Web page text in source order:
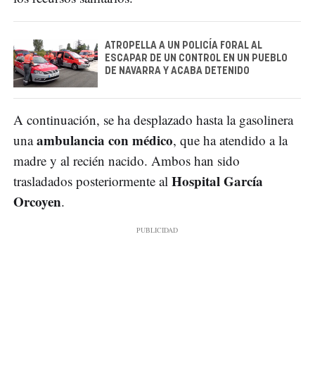
ATROPELLA A UN POLICÍA FORAL AL
ESCAPAR DE UN CONTROL EN UN PUEBLO
DE NAVARRA Y ACABA DETENIDO
A continuación, se ha desplazado hasta la gasolinera
unaambulancia con médico, que ha atendido a la
madre y al recién nacido. Ambos han sido
trasladados posteriormente al Hospital García
Orcoyen.